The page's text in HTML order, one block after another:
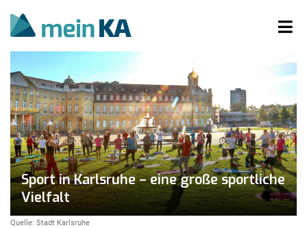
Sport in Karlsruhe – eine große sportliche
Vielfalt
Quelle: Stadt Karlsruhe